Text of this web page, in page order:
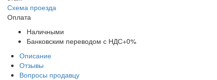
Схема проезда
Оплата
Наличными
Банковским переводом с НДС+0%
Описание
Отзывы
Вопросы продавцу